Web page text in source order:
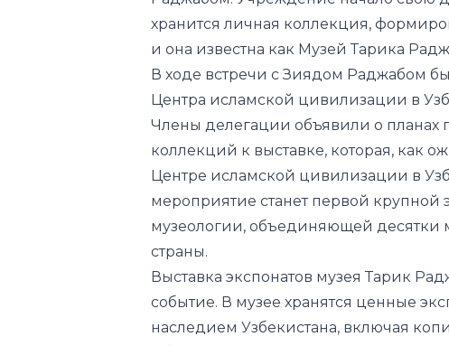
Центра исламской цивилизации в
Члены делегации объявили о планах
коллекций к выставке, которая, как
Центре исламской цивилизации в
мероприятие станет первой крупной
музеологии, объединяющей десятки
страны.
Выставка экспонатов музея Тарик
событие. В музее хранятся ценные
наследием Узбекистана, включая
ибн Сины, переписанные в XIV веке,
эмиру Бухары и его родственникам,
многие другие экспонаты.В